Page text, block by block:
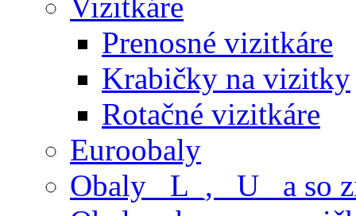
Prenosné vizitkáre
Krabičky na vizitky
Rotačné vizitkáre
Euroobaly
Obaly _L_, _U_ a so